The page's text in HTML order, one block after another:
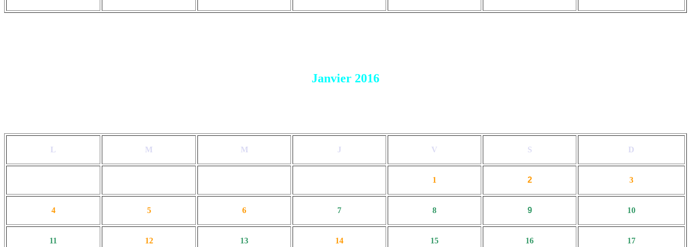
Janvier 2016
L M M J V S D
1 2 3
4 5 6 7 8 9 10
11 12 13 14 15 16 17